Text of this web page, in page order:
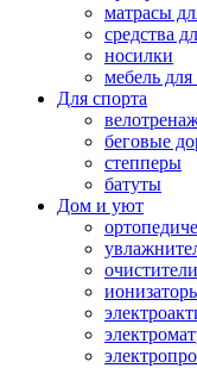
матрасы
средства
носилки
мебель
Для спорта
беговые
степперы
батуты
Дом и уют